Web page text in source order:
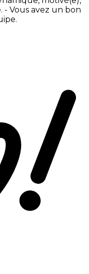
- Vous avez un bon